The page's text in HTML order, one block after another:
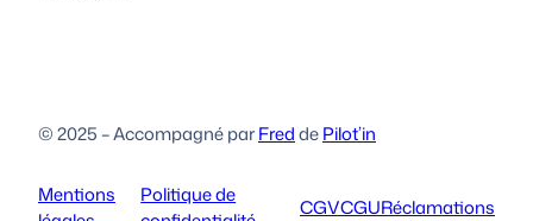
© 2025 – Accompagné parFreddePilot’in
Mentions
Politique de
CGVCGURéclamations